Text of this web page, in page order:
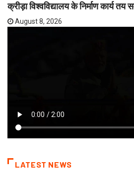
क्रीड़ा विश्वविद्यालय के निर्माण कार्य तय
August 8, 2026
LATEST NEWS